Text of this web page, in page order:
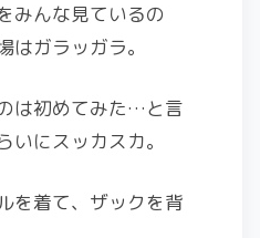
みんな見ているの
はガラッガラ。
は初めてみた…と言
いにスッカスカ。
を着て、ザックを背